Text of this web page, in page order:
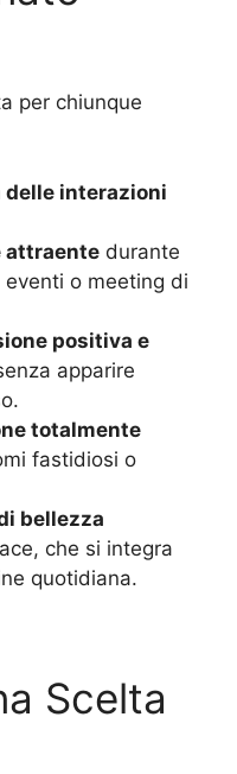
per chiunque
interazioni
attraente durante
o meeting di
positiva e
apparire
totalmente
fastidiosi o
bellezza
che si integra
quotidiana.
Scelta